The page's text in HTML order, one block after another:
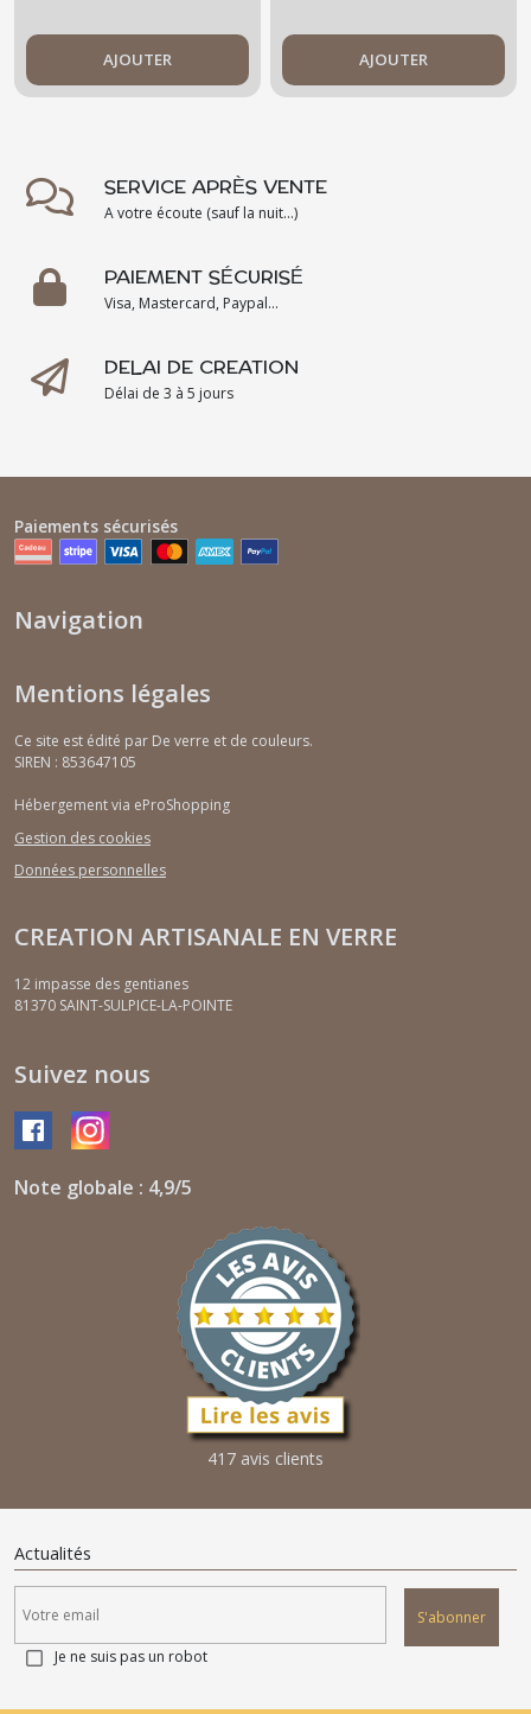
AJOUTER AJOUTER
SERVICE APRÈS VENTE
A votre écoute (sauf la nuit...)
PAIEMENT SÉCURISÉ
Visa, Mastercard, Paypal...
DELAI DE CREATION
Délai de 3 à 5 jours
Paiements sécurisés
Navigation
Mentions légales
Ce site est édité par De verre et de couleurs.
SIREN : 853647105
Hébergement via eProShopping
Gestion des cookies
Données personnelles
CREATION ARTISANALE EN VERRE
12 impasse des gentianes
81370 SAINT-SULPICE-LA-POINTE
Suivez nous
Note globale : 4,9/5
417 avis clients
Actualités
S'abonner
Je ne suis pas un robot